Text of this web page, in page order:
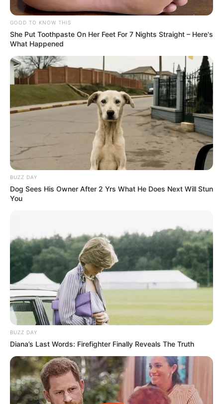
SHARE THIS Share it Tweet
Share it Pin it
GOOD TO KNOW THIS
She Put Toothpaste On Her Feet For 7 Nights Straight – Here's
What Happened
BUZZ DAY
Dog Sees His Owner After 2 Yrs What He Does Next Will Stun
You
BUZZ DAY
Diana’s Last Words: Firefighter Finally Reveals The Truth